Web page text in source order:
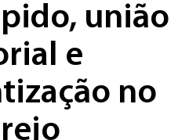
união
e
no